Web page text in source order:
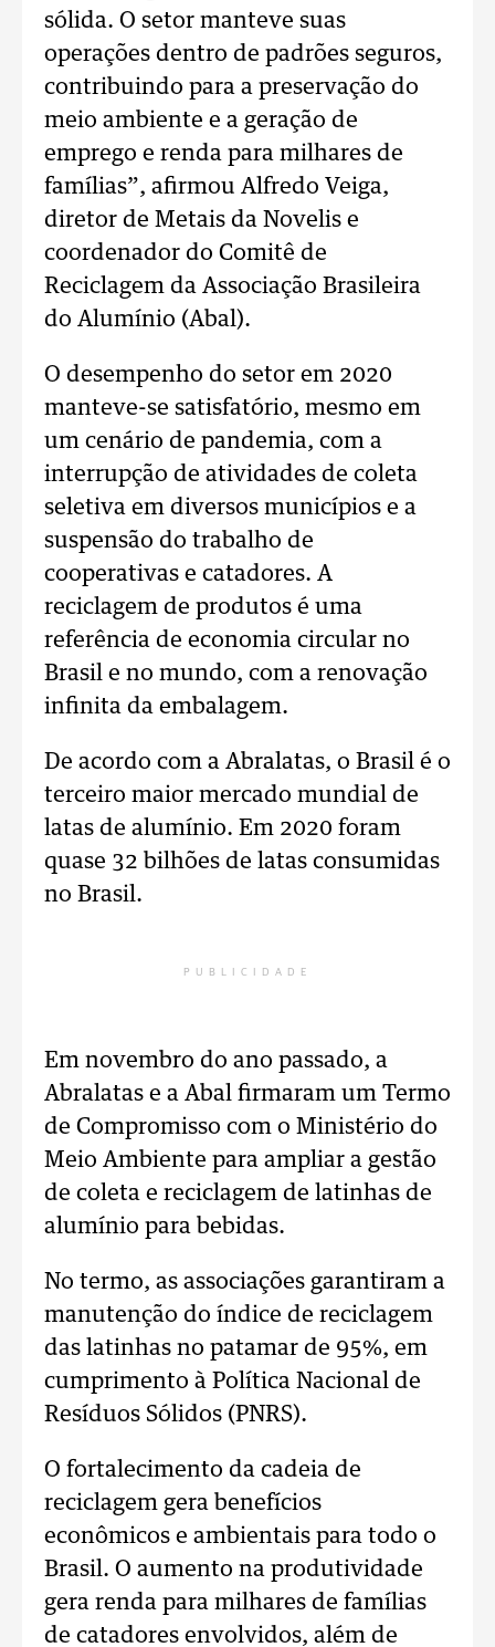
sólida. O setor manteve suas
operações dentro de padrões seguros,
contribuindo para a preservação do
meio ambiente e a geração de
emprego e renda para milhares de
famílias”, afirmou Alfredo Veiga,
diretor de Metais da Novelis e
coordenador do Comitê de
Reciclagem da Associação Brasileira
do Alumínio (Abal).
O desempenho do setor em 2020
manteve-se satisfatório, mesmo em
um cenário de pandemia, com a
interrupção de atividades de coleta
seletiva em diversos municípios e a
suspensão do trabalho de
cooperativas e catadores. A
reciclagem de produtos é uma
referência de economia circular no
Brasil e no mundo, com a renovação
infinita da embalagem.
De acordo com a Abralatas, o Brasil é o
terceiro maior mercado mundial de
latas de alumínio. Em 2020 foram
quase 32 bilhões de latas consumidas
no Brasil.
PUBLICIDADE
Em novembro do ano passado, a
Abralatas e a Abal firmaram um Termo
de Compromisso com o Ministério do
Meio Ambiente para ampliar a gestão
de coleta e reciclagem de latinhas de
alumínio para bebidas.
No termo, as associações garantiram a
manutenção do índice de reciclagem
das latinhas no patamar de 95%, em
cumprimento à Política Nacional de
Resíduos Sólidos (PNRS).
O fortalecimento da cadeia de
reciclagem gera benefícios
econômicos e ambientais para todo o
Brasil. O aumento na produtividade
gera renda para milhares de famílias
de catadores envolvidos, além de